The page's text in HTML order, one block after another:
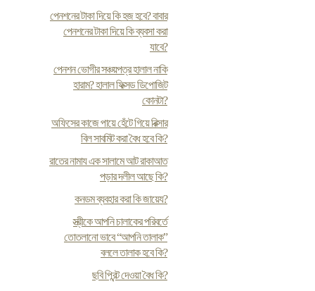
পেনশনের টাকা দিয়ে কি হজ হবে? বাবার
পেনশনের টাকা দিয়ে কি ব্যবসা করা
যাবে?
পেনশন ভোগীর সঞ্চয়পত্র হালাল নাকি
হারাম? হালাল ফিক্সড ডিপোজিট
কোনটা?
অফিসের কাজে পায়ে হেঁটে গিয়ে রিক্সার
বিল সাবমিট করা বৈধ হবে কি?
রাতের নামায এক সালামে আট রাকাআত
পড়ার দলীল আছে কি?
কনডম ব্যবহার করা কি জায়েয?
স্ত্রীকে আপনি চালাকের পরিবর্তে
তোতলানো ভাবে “আপনি তালাক”
বললে তালাক হবে কি?
ছবি প্রিন্ট দেওয়া বৈধ কি?